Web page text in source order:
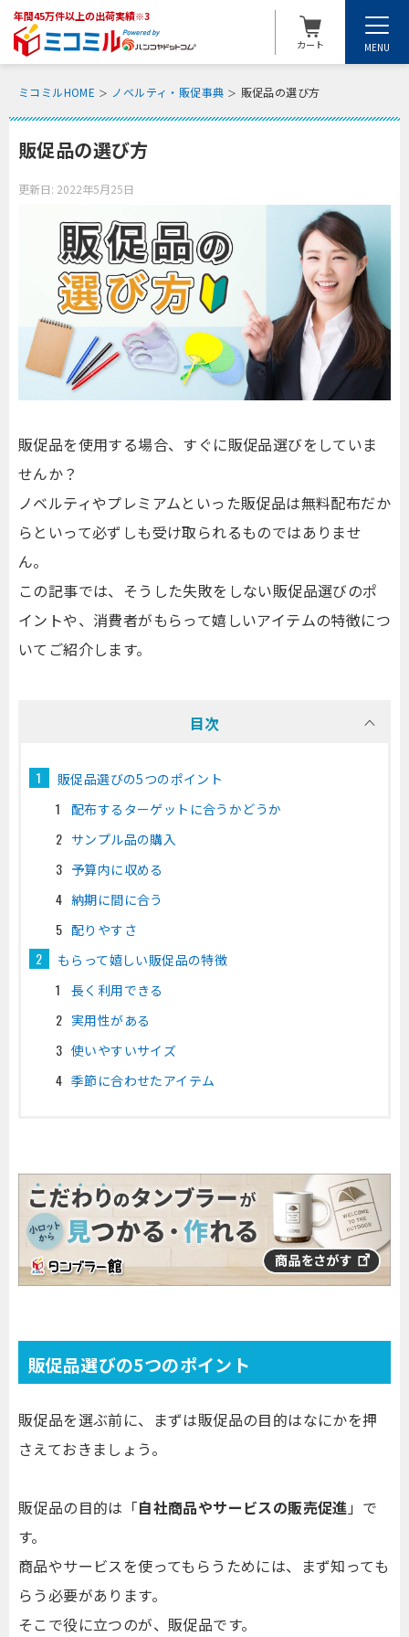
年間45万件以上の出荷実績※3
カート MENU
ミコミルHOME ノベルティ・販促事典 販促品の選び方
販促品の選び方
更新日: 2022年5月25日
販促品を使用する場合、すぐに販促品選びをしていま
せんか？
ノベルティやプレミアムといった販促品は無料配布だか
らといって必ずしも受け取られるものではありませ
ん。
この記事では、そうした失敗をしない販促品選びのポ
イントや、消費者がもらって嬉しいアイテムの特徴につ
いてご紹介します。
目次
販促品選びの5つのポイント
配布するターゲットに合うかどうか
サンプル品の購入
予算内に収める
納期に間に合う
配りやすさ
もらって嬉しい販促品の特徴
長く利用できる
実用性がある
使いやすいサイズ
季節に合わせたアイテム
販促品選びの5つのポイント
販促品を選ぶ前に、まずは販促品の目的はなにかを押
さえておきましょう。
販促品の目的は「自社商品やサービスの販売促進 」で
す。
商品やサービスを使ってもらうためには、まず知っても
らう必要があります。
そこで役に立つのが、販促品です。